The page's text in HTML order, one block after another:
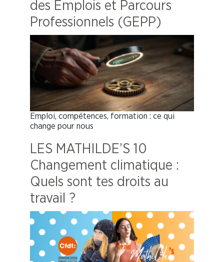
des Emplois et Parcours
Professionnels (GEPP)
Emploi, compétences, formation : ce qui
change pour nous
LES MATHILDE’S 10
Changement climatique :
Quels sont tes droits au
travail ?